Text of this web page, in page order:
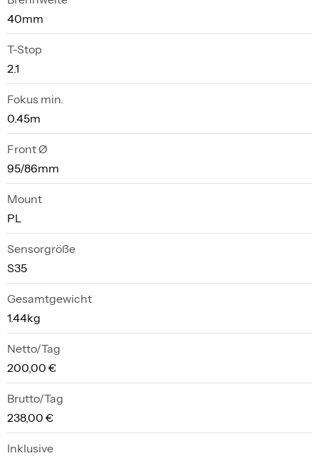
40mm
T-Stop
2.1
Fokus min.
0.45m
Front Ø
95/86mm
Mount
PL
Sensorgröße
S35
Gesamtgewicht
1.44kg
Netto/Tag
200,00 €
Brutto/Tag
238,00 €
Inklusive